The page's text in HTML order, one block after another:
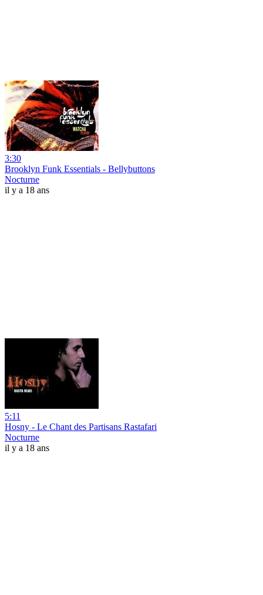
3:30
Brooklyn Funk Essentials - Bellybuttons
Nocturne
il y a 18 ans
5:11
Hosny - Le Chant des Partisans Rastafari
Nocturne
il y a 18 ans